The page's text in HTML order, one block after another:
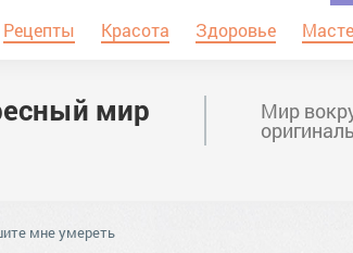
Рецепты Красота Здоровье
мир Мир
мне умереть